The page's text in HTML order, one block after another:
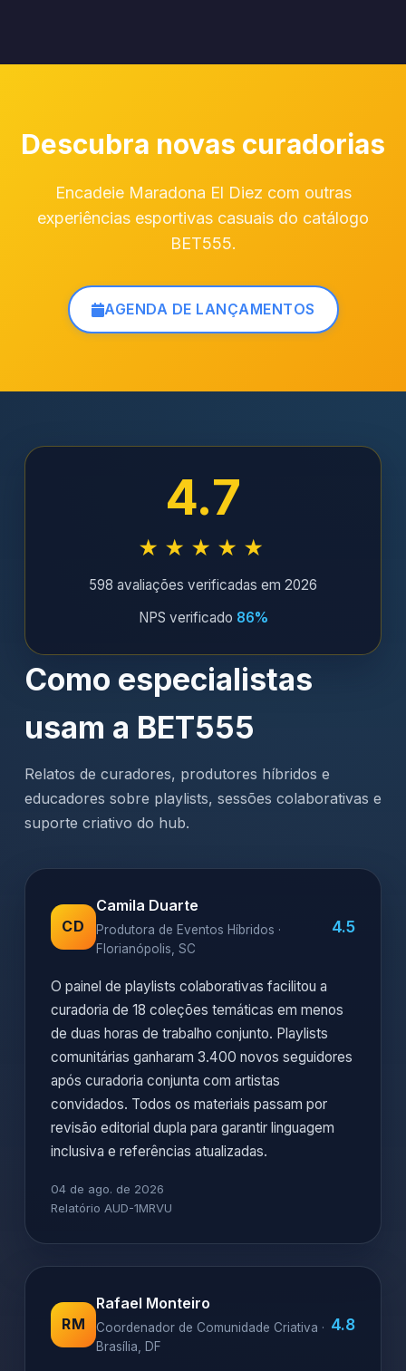
Descubra novas curadorias
Encadeie Maradona El Diez com outras
experiências esportivas casuais do catálogo
BET555.
AGENDA DE LANÇAMENTOS
4.7
★★★★★
598 avaliações verificadas em 2026
NPS verificado 86%
Como especialistas
usam a BET555
Relatos de curadores, produtores híbridos e
educadores sobre playlists, sessões colaborativas e
suporte criativo do hub.
CD
Camila Duarte
Produtora de Eventos Híbridos ·
Florianópolis, SC
4.5
O painel de playlists colaborativas facilitou a
curadoria de 18 coleções temáticas em menos
de duas horas de trabalho conjunto. Playlists
comunitárias ganharam 3.400 novos seguidores
após curadoria conjunta com artistas
convidados. Todos os materiais passam por
revisão editorial dupla para garantir linguagem
inclusiva e referências atualizadas.
04 de ago. de 2026
Relatório AUD-1MRVU
RM
Rafael Monteiro
Coordenador de Comunidade Criativa ·
Brasília, DF
4.8